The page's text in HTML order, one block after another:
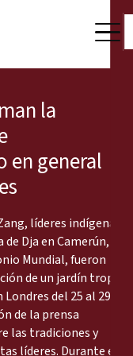
la
en general
líderes indígenas
Dja en Camerún,
Mundial, fueron
de un jardín tropical
del 25 al 29 de
de la prensa
las tradiciones y
líderes. Durante este